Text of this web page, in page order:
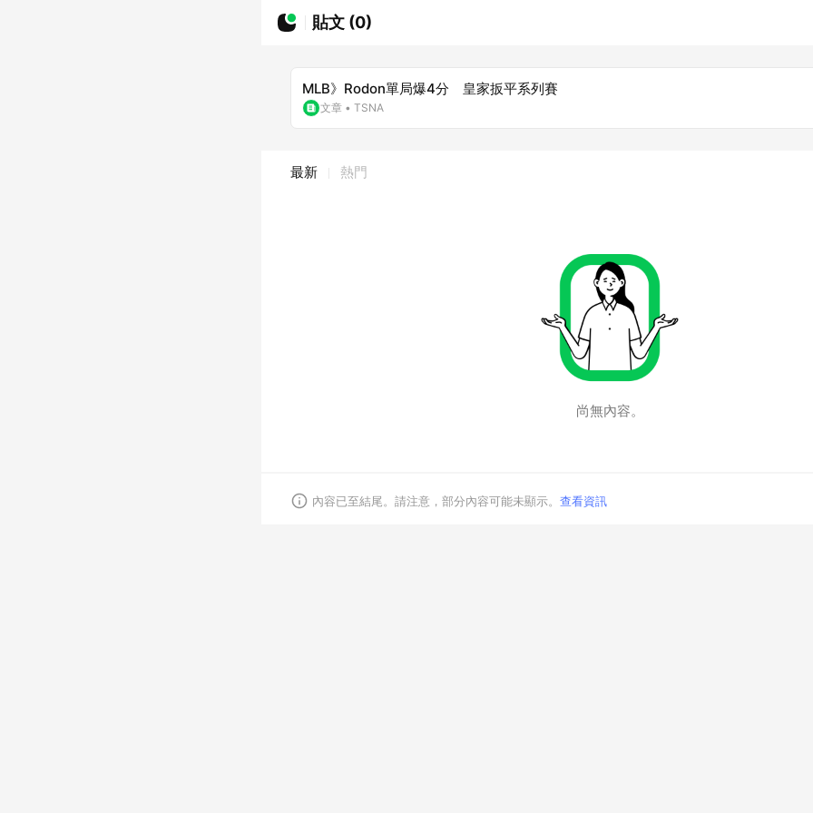
貼文 (0)
MLB》Rodon單局爆4分 皇家扳平系列賽
文章 • TSNA
最新 熱門
尚無內容。
內容已至結尾。請注意，部分內容可能未顯示。 查看資訊